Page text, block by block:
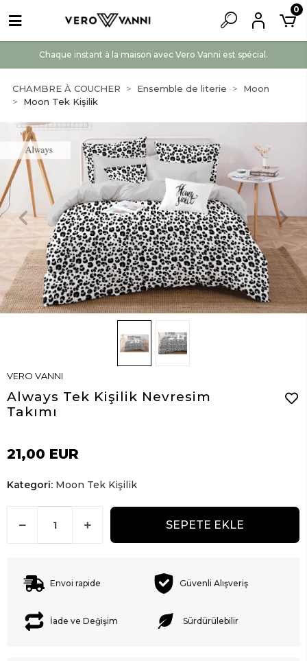
Chaque instant à la maison avec Vero Vanni est spécial.
0
CHAMBRE À COUCHER Ensemble de literie
Moon
Moon Tek Kişilik
VERO VANNI
Always Tek Kişilik Nevresim
Takımı
21,00 EUR
Kategori: Moon Tek Kişilik
SEPETE EKLE
Envoi rapide Güvenli Alışveriş
İade ve Değişim Sürdürülebilir